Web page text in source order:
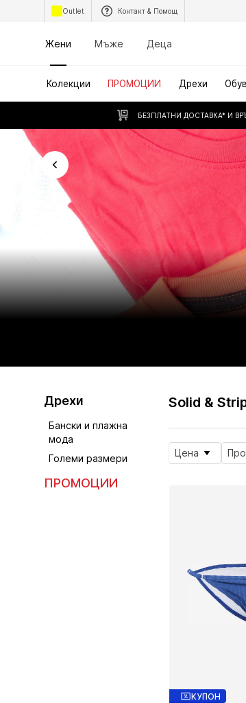
Outlet Контакт & Помощ
Жени Мъже Деца
Колекции ПРОМОЦИИ Дрехи
БЕЗПЛАТНИ ДОСТАВКА* И
Дрехи
Бански и плажна
мода
Големи размери
ПРОМОЦИИ
Solid &
Цена
КУПОН